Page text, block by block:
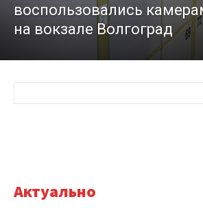
воспользовались
на вокзале Волгоград
Актуально